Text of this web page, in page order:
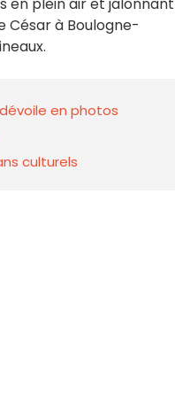
César à Boulogne-
en photos
culturels